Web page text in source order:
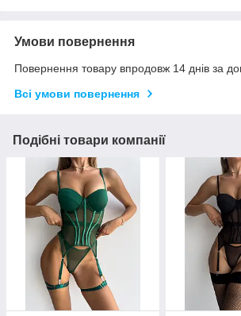
Умови повернення
Повернення товару впродовж 14 днів за
Всі умови повернення
Подібні товари компанії